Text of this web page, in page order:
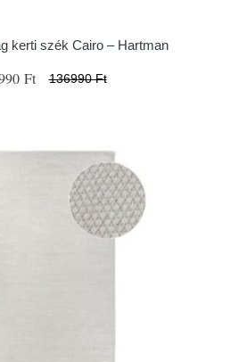
kerti szék Cairo – Hartman
Ft 136990 Ft